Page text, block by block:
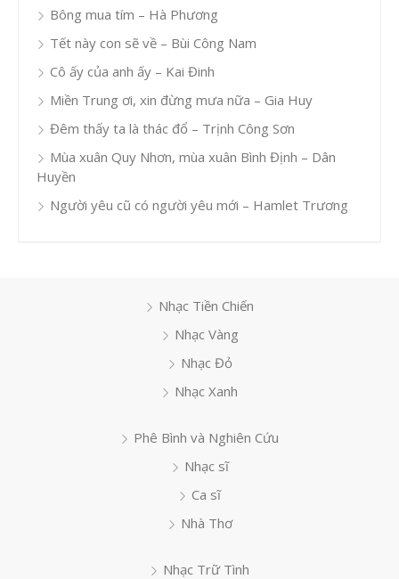
Bông mua tím – Hà Phương
Tết này con sẽ về – Bùi Công Nam
Cô ấy của anh ấy – Kai Đinh
Miền Trung ơi, xin đừng mưa nữa – Gia Huy
Đêm thấy ta là thác đổ – Trịnh Công Sơn
Mùa xuân Quy Nhơn, mùa xuân Bình Định – Dân
Huyền
Người yêu cũ có người yêu mới – Hamlet Trương
Nhạc Tiền Chiến
Nhạc Vàng
Nhạc Đỏ
Nhạc Xanh
Phê Bình và Nghiên Cứu
Nhạc sĩ
Ca sĩ
Nhà Thơ
Nhạc Trữ Tình